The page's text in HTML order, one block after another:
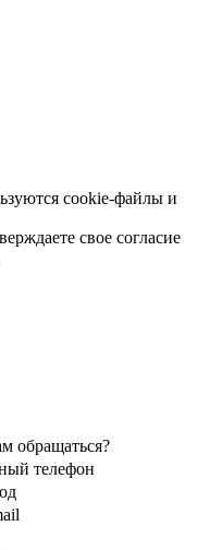
coоkie-файлы и
свое согласие
обращаться?
телефон